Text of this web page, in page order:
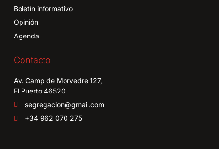
Boletín informativo
Opinión
Agenda
Contacto
Av. Camp de Morvedre 127,
El Puerto 46520
segregacion@gmail.com
+34 962 070 275